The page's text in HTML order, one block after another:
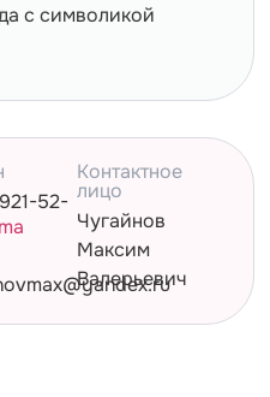
с символикой
52-
Контактное
лицо
Чугайнов
Максим
Валерьевич